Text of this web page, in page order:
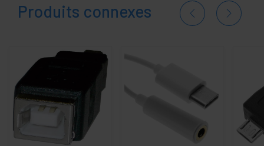
Produits connexes